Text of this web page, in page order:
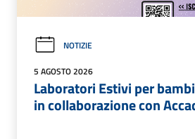
NOTIZIE
5 AGOSTO 2026
Laboratori Estivi per
in collaborazione con